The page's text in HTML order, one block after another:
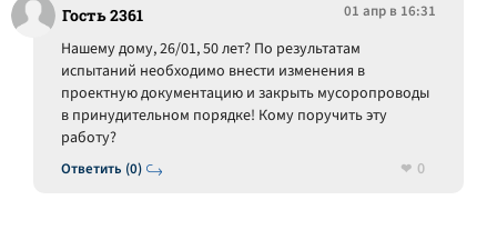
Гость 2361 01 апр в 16:31
Ответить (0)
Нашему дому, 26/01, 50 лет? По результатам
испытаний необходимо внести изменения в
проектную документацию и закрыть мусоропроводы
в принудительном порядке! Кому поручить эту
работу?
0